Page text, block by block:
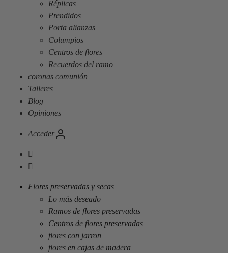
Réplicas
Prendidos
Porta alianzas
Columpios
Centros de flores
Recuerdos del ramo
coronas comunión
Talleres
Blog
Opiniones
Acceder
Flores preservadas y secas
Lo más deseado
Ramos de flores preservadas
Centros de flores preservadas
flores con jarron
flores en cajas de madera